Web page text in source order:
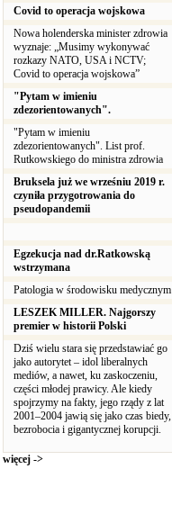
Covid to operacja wojskowa
Nowa holenderska minister zdrowia
wyznaje: „Musimy wykonywać
rozkazy NATO, USA i NCTV;
Covid to operacja wojskowa”
"Pytam w imieniu
zdezorientowanych".
"Pytam w imieniu
zdezorientowanych". List prof.
Rutkowskiego do ministra zdrowia
Bruksela już we wrześniu 2019 r.
czyniła przygotrowania do
pseudopandemii
Egzekucja nad dr.Ratkowską
wstrzymana
Patologia w środowisku medycznym
LESZEK MILLER. Najgorszy
premier w historii Polski
Dziś wielu stara się przedstawiać go
jako autorytet – idol liberalnych
mediów, a nawet, ku zaskoczeniu,
części młodej prawicy. Ale kiedy
spojrzymy na fakty, jego rządy z lat
2001–2004 jawią się jako czas biedy,
bezrobocia i gigantycznej korupcji.
więcej ->